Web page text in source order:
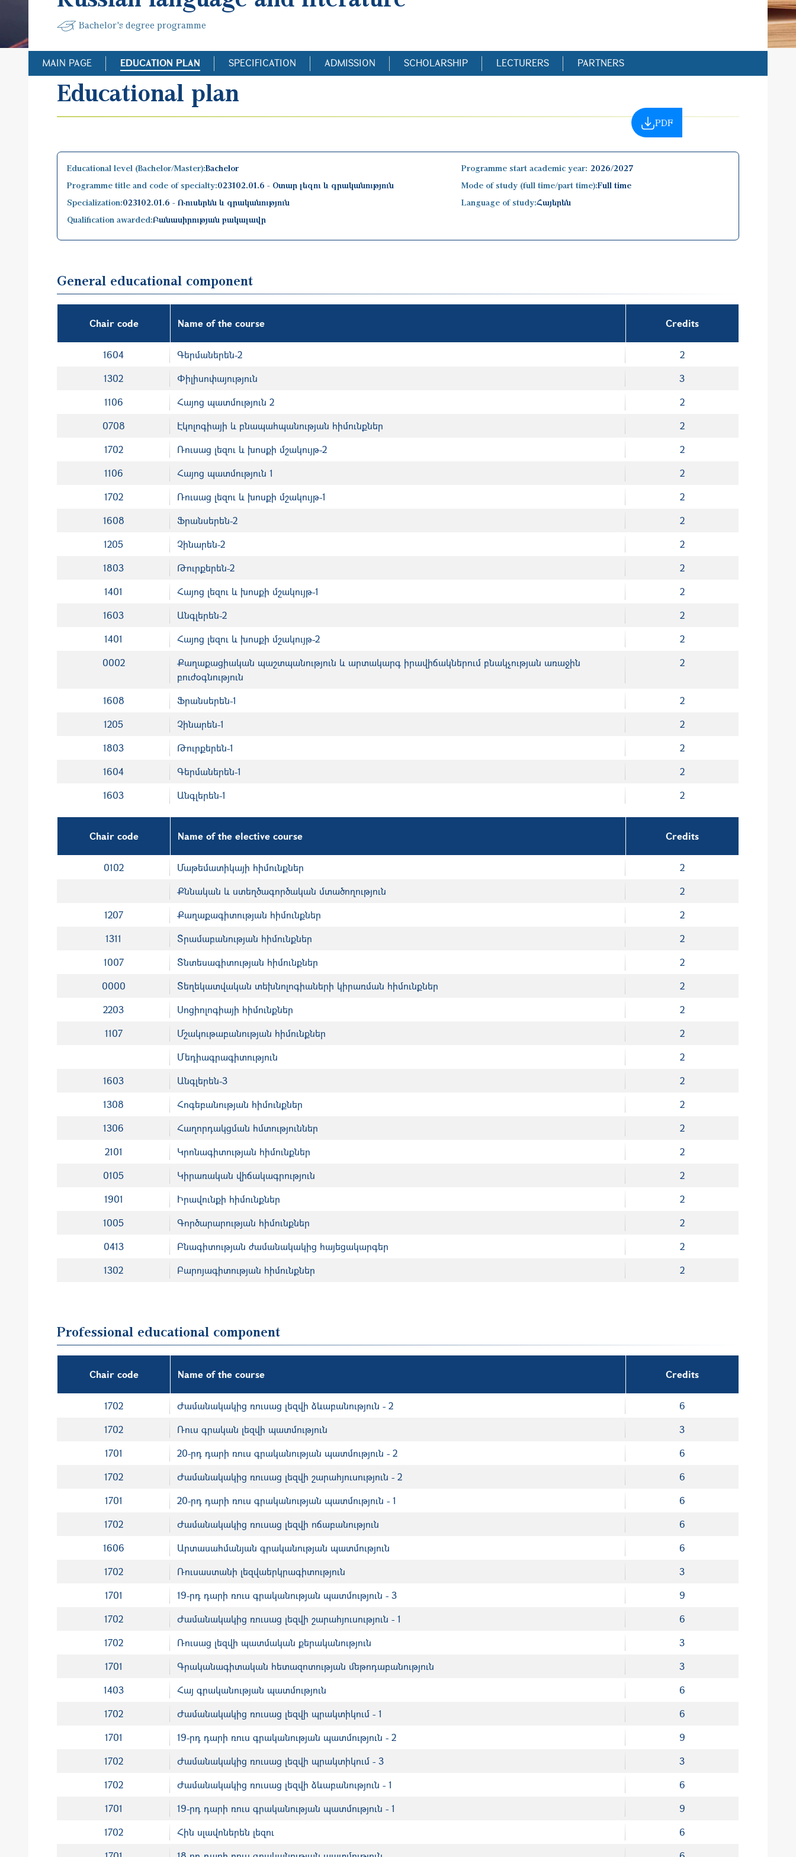
Bachelor's degree programme
MAIN PAGE EDUCATION PLAN SPECIFICATION ADMISSION SCHOLARSHIP LECTURERS PARTNERS
Educational plan
PDF
Educational level (Bachelor/Master):Bachelor
Programme title and code of specialty:023102.01.6 - Օտար լեզու և գրականություն
Specialization:023102.01.6 - Ռուսերեն և գրականություն
Qualification awarded:Բանասիրության բակալավր
Programme start academic year: 2026/2027
Mode of study (full time/part time):Full time
Language of study:Հայերեն
General educational component
Chair code Name of the course Credits
1604 Գերմաներեն-2
2
1302
Փիլիսոփայություն
3
1106
Հայոց պատմություն 2
2
0708
Էկոլոգիայի և բնապահպանության հիմունքներ
2
1702
Ռուսաց լեզու և խոսքի մշակույթ-2
2
1106
Հայոց պատմություն 1
2
1702
Ռուսաց լեզու և խոսքի մշակույթ-1
2
1608
Ֆրանսերեն-2
2
1205
Չինարեն-2
2
1803
Թուրքերեն-2
2
1401
Հայոց լեզու և խոսքի մշակույթ-1
2
1603
Անգլերեն-2
2
1401
Հայոց լեզու և խոսքի մշակույթ-2
2
0002
Քաղաքացիական պաշտպանություն և արտակարգ իրավիճակներում բնակչության առաջին
բուժօգնություն
2
1608 Ֆրանսերեն-1
2
1205
Չինարեն-1
2
1803
Թուրքերեն-1
2
1604
Գերմաներեն-1
2
1603
Անգլերեն-1 2
Chair code Name of the elective course Credits
0102 Մաթեմատիկայի հիմունքներ
2
Քննական և ստեղծագործական մտածողություն
2
1207
Քաղաքագիտության հիմունքներ
2
1311
Տրամաբանության հիմունքներ
2
1007
Տնտեսագիտության հիմունքներ
2
0000
Տեղեկատվական տեխնոլոգիաների կիրառման հիմունքներ
2
2203
Սոցիոլոգիայի հիմունքներ
2
1107
Մշակութաբանության հիմունքներ
2
Մեդիագրագիտություն
2
1603
Անգլերեն-3
2
1308
Հոգեբանության հիմունքներ
2
1306
Հաղորդակցման հմտություններ
2
2101
Կրոնագիտության հիմունքներ
2
0105
Կիրառական վիճակագրություն
2
1901
Իրավունքի հիմունքներ
2
1005
Գործարարության հիմունքներ
2
0413
Բնագիտության ժամանակակից հայեցակարգեր
2
1302
Բարոյագիտության հիմունքներ 2
Professional educational component
Chair code Name of the course Credits
1702 Ժամանակակից ռուսաց լեզվի ձևաբանություն - 2
6
1702
Ռուս գրական լեզվի պատմություն
3
1701
20-րդ դարի ռուս գրականության պատմություն - 2
6
1702
Ժամանակակից ռուսաց լեզվի շարահյուսություն - 2
6
1701
20-րդ դարի ռուս գրականության պատմություն - 1
6
1702
Ժամանակակից ռուսաց լեզվի ոճաբանություն
6
1606
Արտասահմանյան գրականության պատմություն
6
1702
Ռուսաստանի լեզվաերկրագիտություն
3
1701
19-րդ դարի ռուս գրականության պատմություն - 3
9
1702
Ժամանակակից ռուսաց լեզվի շարահյուսություն - 1
6
1702
Ռուսաց լեզվի պատմական քերականություն
3
1701
Գրականագիտական հետազոտության մեթոդաբանություն
3
1403
Հայ գրականության պատմություն
6
1702
Ժամանակակից ռուսաց լեզվի պրակտիկում - 1
6
1701
19-րդ դարի ռուս գրականության պատմություն - 2
9
1702
Ժամանակակից ռուսաց լեզվի պրակտիկում - 3
3
1702
Ժամանակակից ռուսաց լեզվի ձևաբանություն - 1
6
1701
19-րդ դարի ռուս գրականության պատմություն - 1
9
1702
Հին սլավոներեն լեզու
6